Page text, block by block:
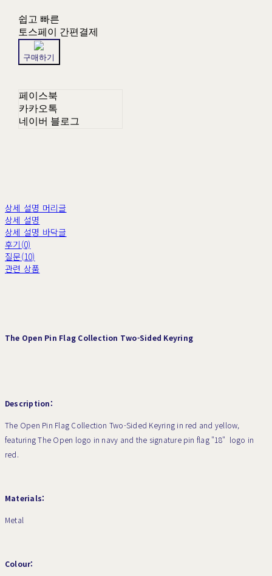
쉽고 빠른
토스페이 간편결제
구매하기
페이스북
카카오톡
네이버 블로그
상세 설명 머리글
상세 설명
상세 설명 바닥글
후기(0)
질문(10)
관련 상품
The Open Pin Flag Collection Two-Sided Keyring
Description:
The Open Pin Flag Collection Two-Sided Keyring in red and yellow,
featuring The Open logo in navy and the signature pin flag "18" logo in
red.
Materials:
Metal
Colour: